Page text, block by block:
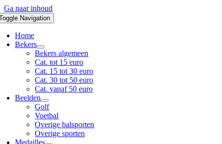
Ga naar inhoud
Navigation
Home
Bekers
Bekers algemeen
Cat. tot 15 euro
Cat. 15 tot 30 euro
Cat. 30 tot 50 euro
Cat. vanaf 50 euro
Beelden
Golf
Voetbal
Overige balsporten
Overige sporten
Medailles